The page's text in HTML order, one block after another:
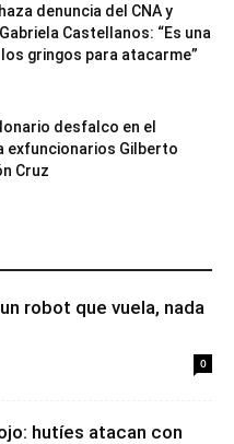
denuncia del CNA y
Castellanos: “Es una
gringos para atacarme”
desfalco en el
exfuncionarios Gilberto
Cruz
robot que vuela, nada
0
hutíes atacan con